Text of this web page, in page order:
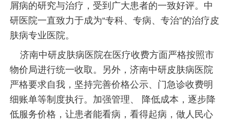
屑病的研究与治疗，受到广大患者的一致好评。中
研医院一直致力于成为“专科、专病、专治”的治疗皮
肤病专业医院。
济南中研皮肤病医院在医疗收费方面严格按照市
物价局进行统一收取。另外，济南中研皮肤病医院
严格要求自我，坚持完善价格公示、门急诊收费明
细账单等制度执行。加强管理、 降低成本，逐步降
低服务价格，让患者能看病，看得起病，做人民心